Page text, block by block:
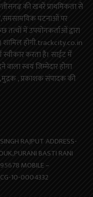
की खबरें प्राथमिकता से
घटनाओं पर
में उपयोगकर्ताओं द्वारा
) शामिल होगी.trackcity.co.in
स्वीकार करता है। साईट में
वाला स्वयं जिम्मेदार होगा
, प्रकाशक संपादक की
RAJPUT ADDRESS-
BASTI RANI
MOBILE –
10-0004332